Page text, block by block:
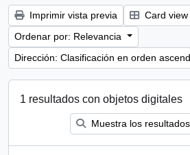
Imprimir vista previa Card view
Ordenar por: Relevancia
Dirección: Clasificación en orden
1 resultados con objetos digitales
Muestra los